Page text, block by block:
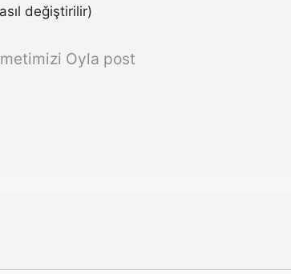
değiştirilir)
Oyla post